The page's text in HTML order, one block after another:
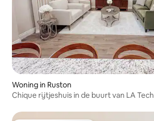
Woning in Ruston
Chique rijtjeshuis in de buurt van LA Tech